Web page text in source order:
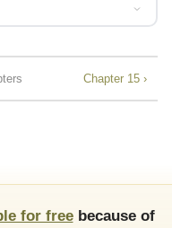
Chapter 15 ›
for freebecause of